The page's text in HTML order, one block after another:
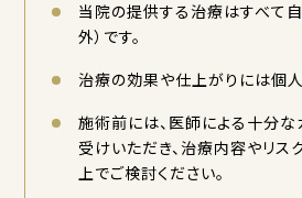
当院の提供する治療はすべて
外）です。
治療の効果や仕上がりには個人
施術前には、医師による十分な
受けいただき、治療内容やリス
上でご検討ください。